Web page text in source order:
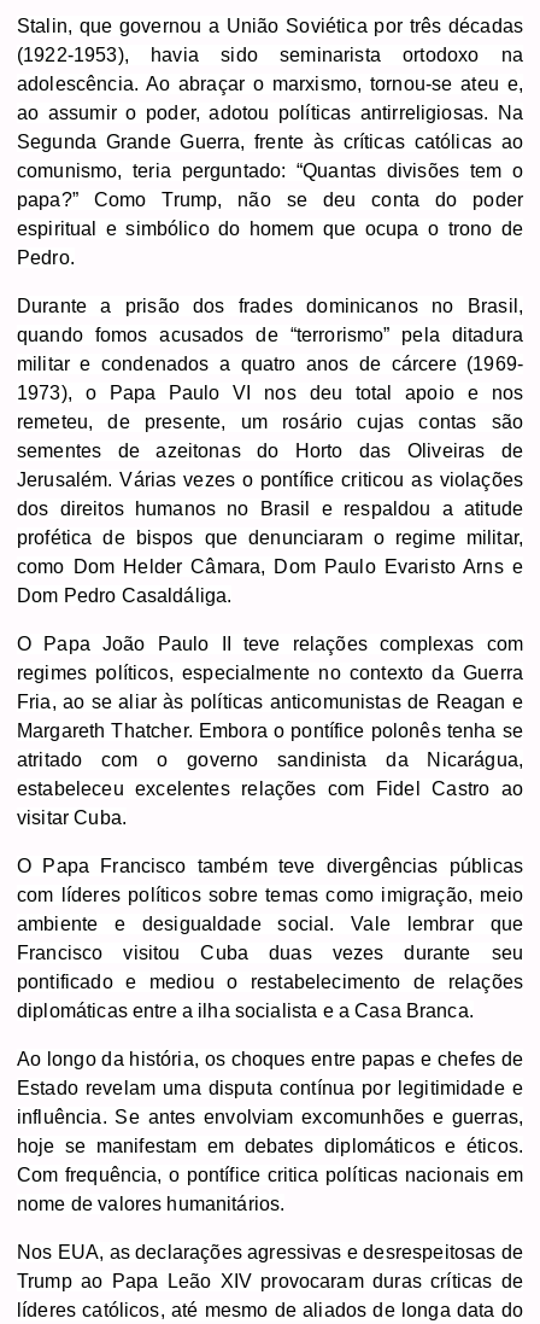
Stalin, que governou a União Soviética por três décadas
(1922-1953), havia sido seminarista ortodoxo na
adolescência. Ao abraçar o marxismo, tornou-se ateu e,
ao assumir o poder, adotou políticas antirreligiosas. Na
Segunda Grande Guerra, frente às críticas católicas ao
comunismo, teria perguntado: “Quantas divisões tem o
papa?” Como Trump, não se deu conta do poder
espiritual e simbólico do homem que ocupa o trono de
Pedro.
Durante a prisão dos frades dominicanos no Brasil,
quando fomos acusados de “terrorismo” pela ditadura
militar e condenados a quatro anos de cárcere (1969-
1973), o Papa Paulo VI nos deu total apoio e nos
remeteu, de presente, um rosário cujas contas são
sementes de azeitonas do Horto das Oliveiras de
Jerusalém. Várias vezes o pontífice criticou as violações
dos direitos humanos no Brasil e respaldou a atitude
profética de bispos que denunciaram o regime militar,
como Dom Helder Câmara, Dom Paulo Evaristo Arns e
Dom Pedro Casaldáliga.
O Papa João Paulo II teve relações complexas com
regimes políticos, especialmente no contexto da Guerra
Fria, ao se aliar às políticas anticomunistas de Reagan e
Margareth Thatcher. Embora o pontífice polonês tenha se
atritado com o governo sandinista da Nicarágua,
estabeleceu excelentes relações com Fidel Castro ao
visitar Cuba.
O Papa Francisco também teve divergências públicas
com líderes políticos sobre temas como imigração, meio
ambiente e desigualdade social. Vale lembrar que
Francisco visitou Cuba duas vezes durante seu
pontificado e mediou o restabelecimento de relações
diplomáticas entre a ilha socialista e a Casa Branca.
Ao longo da história, os choques entre papas e chefes de
Estado revelam uma disputa contínua por legitimidade e
influência. Se antes envolviam excomunhões e guerras,
hoje se manifestam em debates diplomáticos e éticos.
Com frequência, o pontífice critica políticas nacionais em
nome de valores humanitários.
Nos EUA, as declarações agressivas e desrespeitosas de
Trump ao Papa Leão XIV provocaram duras críticas de
líderes católicos, até mesmo de aliados de longa data do